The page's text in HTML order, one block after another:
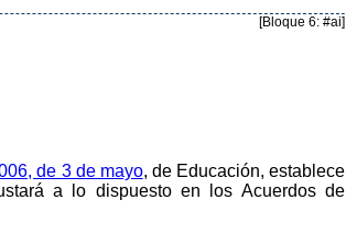
[Bloque 6: #ai]
de 3 de mayo, de Educación, establece
a lo dispuesto en los Acuerdos de